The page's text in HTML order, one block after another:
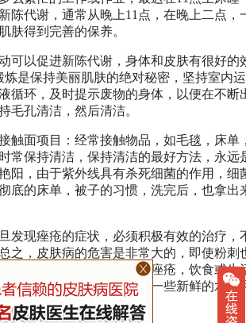
陈代谢，通常从晚上11点，在晚上二点，
肤得到完善的保养。
以促进新陈代谢，身体和皮肤有很好的
炼是保持美丽肌肤的绝对秘密，坚持室内运
循环，及时提示废物的身体，以便在不断
毛孔清洁，然后清洁。
面项目：经常接触物品，如毛毯，床单
常保持清洁，保持清洁的最好方法，永远
阳，由于紫外线具有杀死细菌的作用，细
底的床单，被子的习惯，洗完后，也拿出
现痤疮的症状，必须积极有效的治疗，
之，皮肤病的危害是非常大的，即使粉刺
患者做好护理工作，在患痤疮，饮食或生
清淡为主，少吃糖，多吃一些新鲜的水果
。